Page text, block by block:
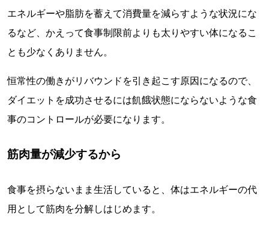
エネルギーや脂肪を蓄えて消費量を減らすような状況にな
るなど、かえって食事制限前よりも太りやすい体になるこ
とも少なくありません。
恒常性の働きがリバウンドを引き起こす原因になるので、
ダイエットを成功させるには飢餓状態にならないような食
事のコントロールが必要になります。
筋肉量が減少するから
食事を摂らないまま生活していると、体はエネルギーの代
用として筋肉を分解しはじめます。